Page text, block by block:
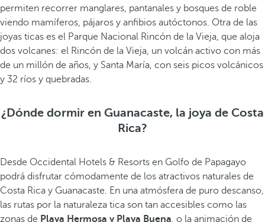
permiten recorrer manglares, pantanales y bosques de roble
viendo mamíferos, pájaros y anfibios autóctonos. Otra de las
joyas ticas es el Parque Nacional Rincón de la Vieja, que aloja
dos volcanes: el Rincón de la Vieja, un volcán activo con más
de un millón de años, y Santa María, con seis picos volcánicos
y 32 ríos y quebradas.
¿Dónde dormir en Guanacaste, la joya de Costa
Rica?
Desde Occidental Hotels & Resorts en Golfo de Papagayo
podrá disfrutar cómodamente de los atractivos naturales de
Costa Rica y Guanacaste. En una atmósfera de puro descanso,
las rutas por la naturaleza tica son tan accesibles como las
zonas de Playa Hermosa y Playa Buena, o la animación de